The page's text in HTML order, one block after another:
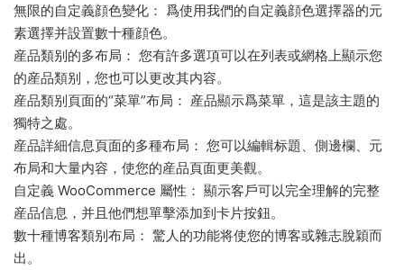
無限的自定義顔色變化： 爲使用我們的自定義顔色選擇器的元
素選擇并設置數十種顔色。
産品類别的多布局： 您有許多選項可以在列表或網格上顯示您
的産品類别，您也可以更改其内容。
産品類别頁面的“菜單”布局： 産品顯示爲菜單，這是該主題的
獨特之處。
産品詳細信息頁面的多種布局： 您可以編輯标題、側邊欄、元
布局和大量内容，使您的産品頁面更美觀。
自定義 WooCommerce 屬性： 顯示客戶可以完全理解的完整
産品信息，并且他們想單擊添加到卡片按鈕。
數十種博客類别布局： 驚人的功能将使您的博客或雜志脫穎而
出。